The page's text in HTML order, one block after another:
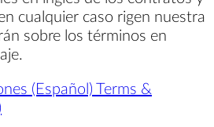
cualquier caso rigen nuestra
sobre los términos en
(Español) Terms &